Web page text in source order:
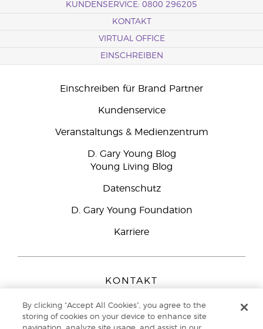
KUNDENSERVICE: 0800 296205
KONTAKT
VIRTUAL OFFICE
EINSCHREIBEN
Einschreiben für Brand Partner
Kundenservice
Veranstaltungs & Medienzentrum
D. Gary Young Blog
Young Living Blog
Datenschutz
D. Gary Young Foundation
Karriere
KONTAKT
Peizerweg 97
9727 AJ Groningen
By clicking “Accept All Cookies”, you agree to the
storing of cookies on your device to enhance site